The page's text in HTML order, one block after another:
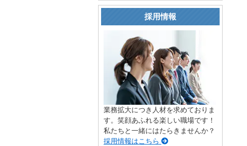
採用情報
業務拡大につき人材を求めておりま
す。笑顔あふれる楽しい職場です！
私たちと一緒にはたらきませんか？
採用情報はこちら